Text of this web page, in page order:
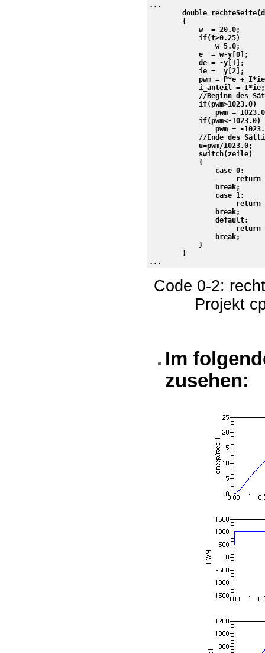
...
double
        {
w  = 20.0;
            if(t>0.25)
                w=5.0;
e  = w-y[0];
de = -y[1];
ie =  y[2];
pwm = P*e +
            i_anteil = I*ie;
//Beginn des
            if(pwm>1023.0)
pwm =
            if(pwm<-1023.0)
pwm = -
//Ende des
            u=pwm/1023.0;
            switch(zeile)
            {
                case 0:
return
                break;
                case 1:
return
                default:
return
            }
        }
Code 0-2:
Projekt
Im
zusehen: